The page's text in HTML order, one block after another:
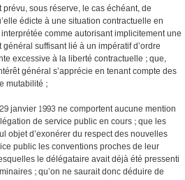
sous réserve, le cas échéant, de
édicte à une situation contractuelle en
comme autorisant implicitement une
suffisant lié à un impératif d’ordre
excessive à la liberté contractuelle ; que,
général s’apprécie en tenant compte des
mutabilité ;
janvier 1993 ne comportent aucune mention
de service public en cours ; que les
objet d’exonérer du respect des nouvelles
public les conventions proches de leur
le délégataire avait déjà été pressenti
; qu’on ne saurait donc déduire de